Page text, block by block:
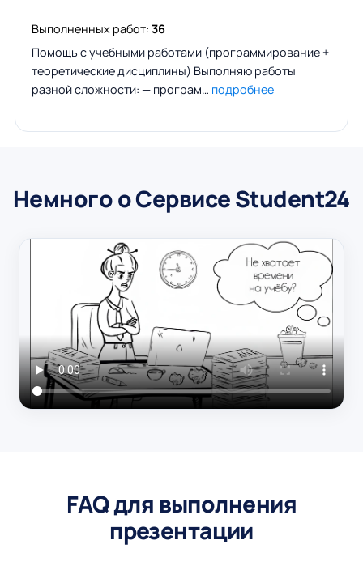
Выполненных работ: 36
Помощь с учебными работами (программирование +
теоретические дисциплины) Выполняю работы
разной сложности: — програм… подробнее
Немного о Сервисе Student24
FAQ для выполнения
презентации